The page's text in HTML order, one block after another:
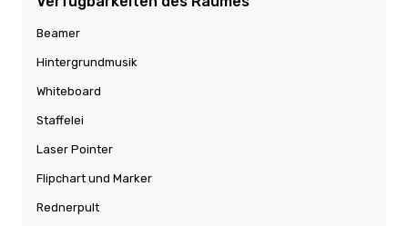
Beamer
Hintergrundmusik
Whiteboard
Staffelei
Laser Pointer
Flipchart und Marker
Rednerpult